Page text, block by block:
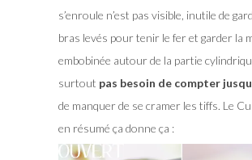
s’enroule n’est pas visible, inutile de
bras levés pour tenir le fer et garder la
embobinée autour de la partie
surtout pas besoin de compter
de manquer de se cramer les tiffs. Le
en résumé ça donne ça :